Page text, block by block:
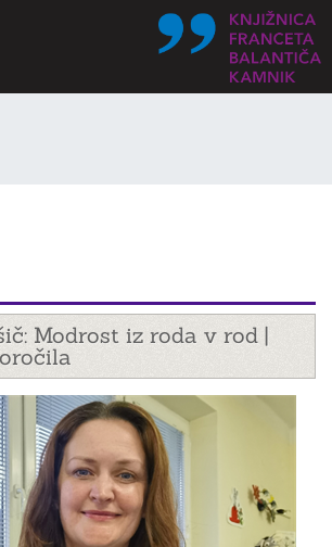
Modrost iz roda v rod |